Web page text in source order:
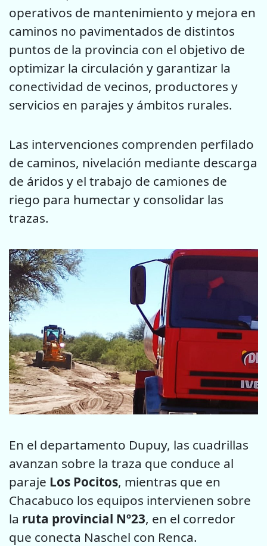
operativos de mantenimiento y mejora en
caminos no pavimentados de distintos
puntos de la provincia con el objetivo de
optimizar la circulación y garantizar la
conectividad de vecinos, productores y
servicios en parajes y ámbitos rurales.
Las intervenciones comprenden perfilado
de caminos, nivelación mediante descarga
de áridos y el trabajo de camiones de
riego para humectar y consolidar las
trazas.
En el departamento Dupuy, las cuadrillas
avanzan sobre la traza que conduce al
paraje Los Pocitos, mientras que en
Chacabuco los equipos intervienen sobre
la ruta provincial Nº23, en el corredor
que conecta Naschel con Renca.